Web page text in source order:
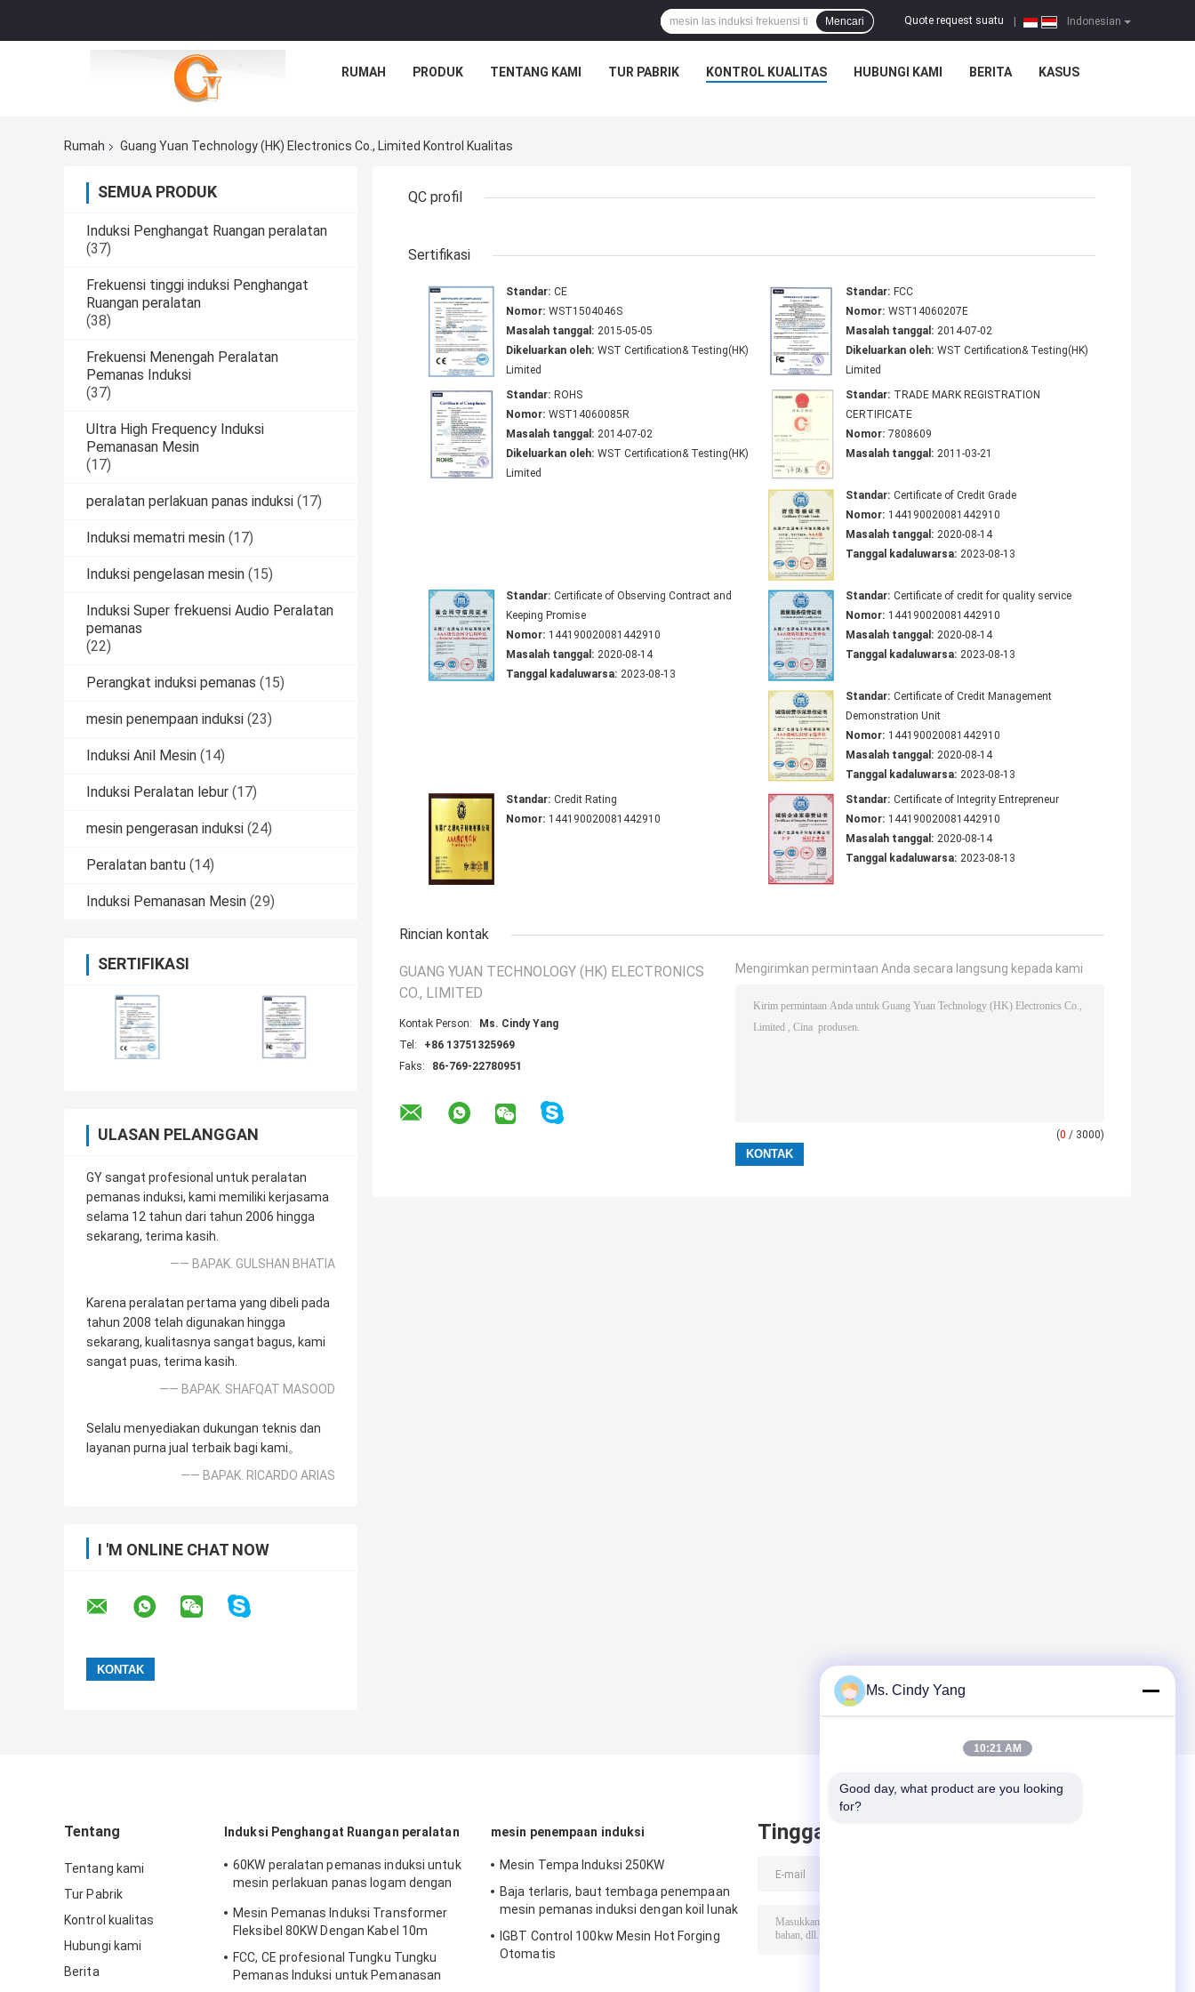
Indonesian
Quote request suatu
Mencari
RUMAH PRODUK TENTANG KAMI TUR PABRIK KONTROL KUALITAS HUBUNGI KAMI BERITA KASUS
Rumah Guang Yuan Technology (HK) Electronics Co., Limited Kontrol Kualitas
SEMUA PRODUK
Induksi Penghangat Ruangan peralatan
(37)
Frekuensi tinggi induksi Penghangat
Ruangan peralatan
(38)
Frekuensi Menengah Peralatan
Pemanas Induksi
(37)
Ultra High Frequency Induksi
Pemanasan Mesin
(17)
peralatan perlakuan panas induksi (17)
Induksi mematri mesin (17)
Induksi pengelasan mesin (15)
Induksi Super frekuensi Audio Peralatan
pemanas
(22)
Perangkat induksi pemanas (15)
mesin penempaan induksi (23)
Induksi Anil Mesin (14)
Induksi Peralatan lebur (17)
mesin pengerasan induksi (24)
Peralatan bantu (14)
Induksi Pemanasan Mesin (29)
SERTIFIKASI
ULASAN PELANGGAN
GY sangat profesional untuk peralatan
pemanas induksi, kami memiliki kerjasama
selama 12 tahun dari tahun 2006 hingga
sekarang, terima kasih.
—— BAPAK. GULSHAN BHATIA
Karena peralatan pertama yang dibeli pada
tahun 2008 telah digunakan hingga
sekarang, kualitasnya sangat bagus, kami
sangat puas, terima kasih.
—— BAPAK. SHAFQAT MASOOD
Selalu menyediakan dukungan teknis dan
layanan purna jual terbaik bagi kami。
—— BAPAK. RICARDO ARIAS
I 'M ONLINE CHAT NOW
QC profil
Sertifikasi
Standar: CE
Nomor: WST1504046S
Masalah tanggal: 2015-05-05
Dikeluarkan oleh: WST Certification& Testing(HK)
Limited
Standar: FCC
Nomor: WST14060207E
Masalah tanggal: 2014-07-02
Dikeluarkan oleh: WST Certification& Testing(HK)
Limited
Standar: ROHS
Nomor: WST14060085R
Masalah tanggal: 2014-07-02
Dikeluarkan oleh: WST Certification& Testing(HK)
Limited
Standar: TRADE MARK REGISTRATION
CERTIFICATE
Nomor: 7808609
Masalah tanggal: 2011-03-21
Standar: Certificate of Credit Grade
Nomor: 144190020081442910
Masalah tanggal: 2020-08-14
Tanggal kadaluwarsa: 2023-08-13
Standar: Certificate of Observing Contract and
Keeping Promise
Nomor: 144190020081442910
Masalah tanggal: 2020-08-14
Tanggal kadaluwarsa: 2023-08-13
Standar: Certificate of credit for quality service
Nomor: 144190020081442910
Masalah tanggal: 2020-08-14
Tanggal kadaluwarsa: 2023-08-13
Standar: Certificate of Credit Management
Demonstration Unit
Nomor: 144190020081442910
Masalah tanggal: 2020-08-14
Tanggal kadaluwarsa: 2023-08-13
Standar: Credit Rating
Nomor: 144190020081442910
Standar: Certificate of Integrity Entrepreneur
Nomor: 144190020081442910
Masalah tanggal: 2020-08-14
Tanggal kadaluwarsa: 2023-08-13
Rincian kontak
GUANG YUAN TECHNOLOGY (HK) ELECTRONICS
CO., LIMITED
Kontak Person:
Ms. Cindy Yang
Tel:
+86 13751325969
Faks:
86-769-22780951
Mengirimkan permintaan Anda secara langsung kepada kami
(0 / 3000)
Tentang
Tentang kami
Tur Pabrik
Kontrol kualitas
Hubungi kami
Berita
Induksi Penghangat Ruangan peralatan
60KW peralatan pemanas induksi untuk
mesin perlakuan panas logam dengan
Mesin Pemanas Induksi Transformer
Fleksibel 80KW Dengan Kabel 10m
FCC, CE profesional Tungku Tungku
Pemanas Induksi untuk Pemanasan
mesin penempaan induksi
Mesin Tempa Induksi 250KW
Baja terlaris, baut tembaga penempaan
mesin pemanas induksi dengan koil lunak
IGBT Control 100kw Mesin Hot Forging
Otomatis
Tinggalkan pesan
Ms. Cindy Yang
10:21 AM
Good day, what product are you looking
for?